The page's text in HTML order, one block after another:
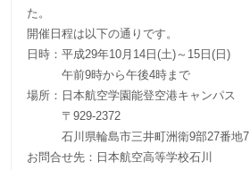
た。
開催日程は以下の通りです。
日時：平成29年10月14日(土)～15日(日)
午前9時から午後4時まで
場所：日本航空学園能登空港キャンパス
〒929-2372
石川県輪島市三井町洲衛9部27番地7
お問合せ先：日本航空高等学校石川